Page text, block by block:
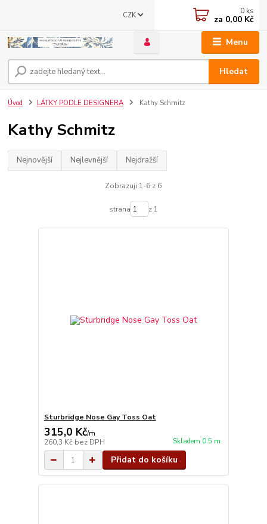
Menu
CZK
Hledat
0 ks
za 0,00 Kč
Úvod LÁTKY PODLE DESIGNERA Kathy Schmitz
Kathy Schmitz
Nejnovější Nejlevnější Nejdražší
Zobrazuji 1-6 z 6
strana z 1
Sturbridge Nose Gay Toss Oat
315,0 Kč/m
260,3 Kč bez DPH Skladem 0.5 m
Přidat do košíku